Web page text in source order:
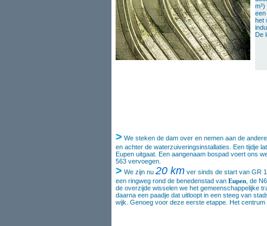
> We steken de dam over en nemen aan de
en achter de waterzuiveringsinstallaties. Een tijdje
Eupen uitgaat. Een aangenaam bospad voert ons
563 vervoegen.
> We zijn nu 20 km ver sinds de start van GR
een ringweg rond de benedenstad van Eupen , de
de overzijde wisselen we het gemeenschappelijke
daarna een paadje dat uitloopt in een steeg van
wijk. Genoeg voor deze eerste etappe. Het
het
De